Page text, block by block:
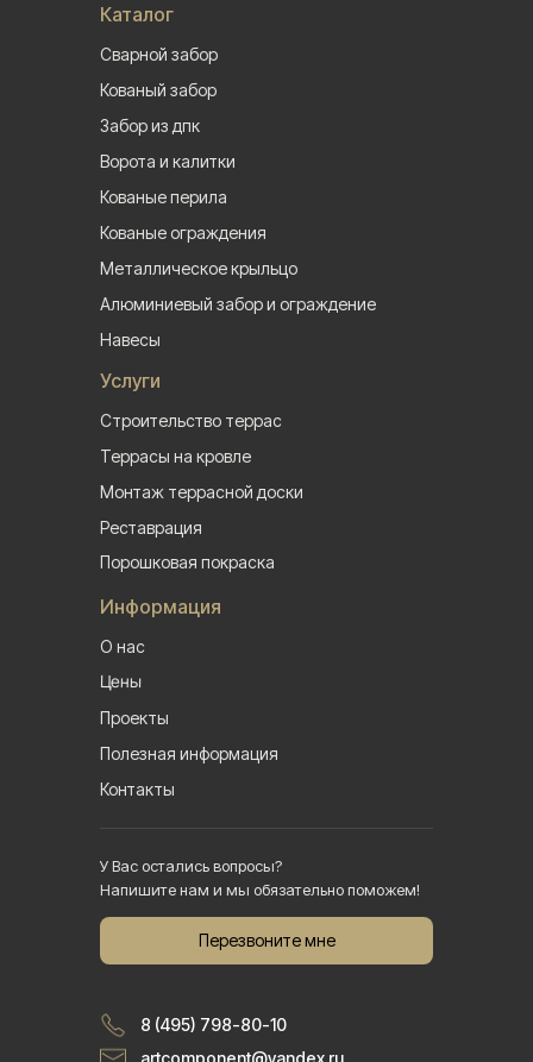
Каталог
Сварной забор
Кованый забор
Забор из дпк
Ворота и калитки
Металлическое крыльцо
Навесы
Алюминиевый забор и ограждение
Кованые ограждения
Кованые перила
Строительство террас
Террасы на кровле
Монтаж террасной доски
Реставрация
Порошковая покраска
Услуги
Информация
О нас
Цены
Проекты
Полезная информация
Контакты
Перезвоните мне
У Вас остались вопросы?
Напишите нам и мы обязательно поможем!
8 (495) 798-80-10
artcomponent@yandex.ru